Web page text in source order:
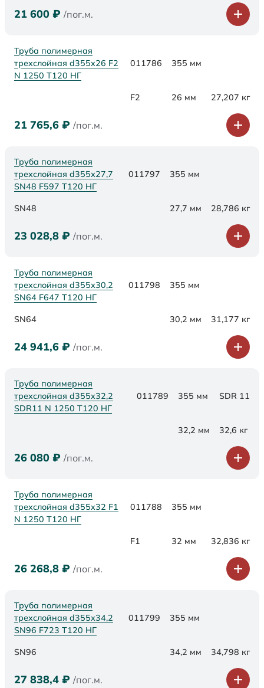
21 600 ₽ /пог.м.
Труба полимерная
трехслойная d355x26 F2
N 1250 Т120 НГ
011786 355 мм
F2 26 мм 27,207 кг
21 765,6 ₽ /пог.м.
Труба полимерная
трехслойная d355х27,7
SN48 F597 Т120 НГ
011797 355 мм
SN48 27,7 мм 28,786 кг
23 028,8 ₽ /пог.м.
Труба полимерная
трехслойная d355х30,2
SN64 F647 Т120 НГ
011798 355 мм
SN64 30,2 мм 31,177 кг
24 941,6 ₽ /пог.м.
Труба полимерная
трехслойная d355x32,2
SDR11 N 1250 Т120 НГ
011789 355 мм SDR 11
32,2 мм 32,6 кг
26 080 ₽ /пог.м.
Труба полимерная
трехслойная d355x32 F1
N 1250 Т120 НГ
011788 355 мм
F1 32 мм 32,836 кг
26 268,8 ₽ /пог.м.
Труба полимерная
трехслойная d355х34,2
SN96 F723 Т120 НГ
011799 355 мм
SN96 34,2 мм 34,798 кг
27 838,4 ₽ /пог.м.